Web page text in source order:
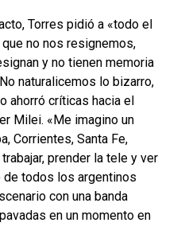
Torres pidió a «todo el
no nos resignemos,
y no tienen memoria
naturalicemos lo bizarro,
ahorró críticas hacia el
Milei. «Me imagino un
Corrientes, Santa Fe,
prender la tele y ver
de todos los argentinos
con una banda
en un momento en